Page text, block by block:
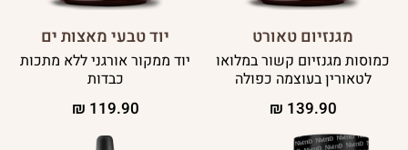
מגנזיום טאורט
כמוסות מגנזיום קשור במלואו
לטאורין בעוצמה כפולה
139.90
₪
יוד טבעי מאצות ים
יוד ממקור אורגני ללא מתכות
כבדות
119.90
₪